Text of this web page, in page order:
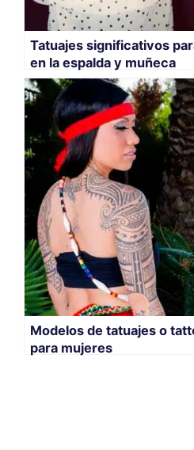
Tatuajes significativos
en la espalda y muñeca
Modelos de tatuajes o
para mujeres